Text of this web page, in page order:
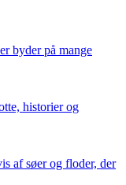
byder på mange
historier og
af søer og floder, der